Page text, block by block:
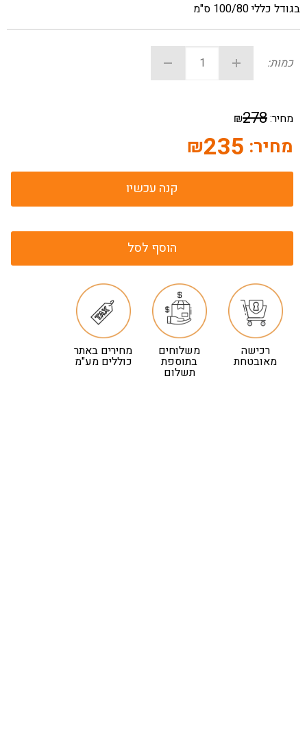
בגודל כללי 100/80 ס"מ
כמות:
מחיר:278
₪
מחיר: 235
₪
קנה עכשיו
הוסף לסל
רכישה
מאובטחת
משלוחים
בתוספת
תשלום
מחירים באתר
כוללים מע"מ